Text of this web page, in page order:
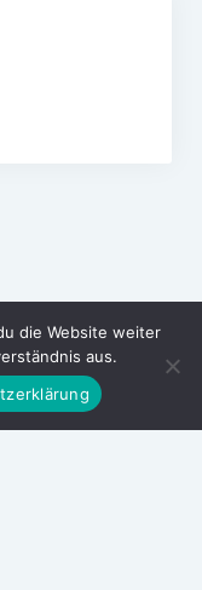
die Website weiter
aus.